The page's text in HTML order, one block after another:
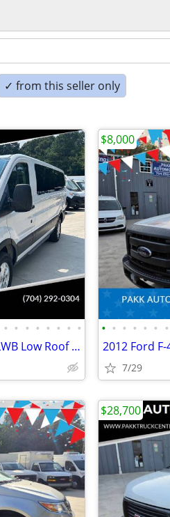
✓ from this seller only
• • • • • • • •
2018 Ford Transit 350 XLT 3dr LWB Low Roof Passenger Van w/Sliding Sid
• • • • • • •
7/29
$8,000
$28,700